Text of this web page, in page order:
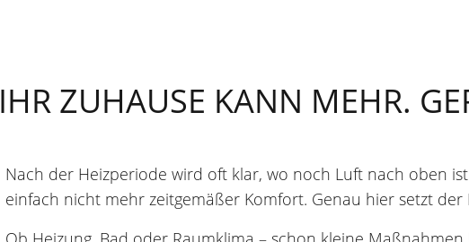
IHR ZUHAUSE KANN MEHR.
Nach der Heizperiode wird oft klar, wo noch Luft nach oben
einfach nicht mehr zeitgemäßer Komfort. Genau hier setzt